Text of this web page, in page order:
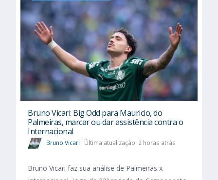
Bruno Vicari: Big Odd para Mauricio, do
Palmeiras, marcar ou dar assistência contra o
Internacional
Bruno Vicari Última atualização: 2 horas atrás
Bruno Vicari faz sua análise de Palmeiras x